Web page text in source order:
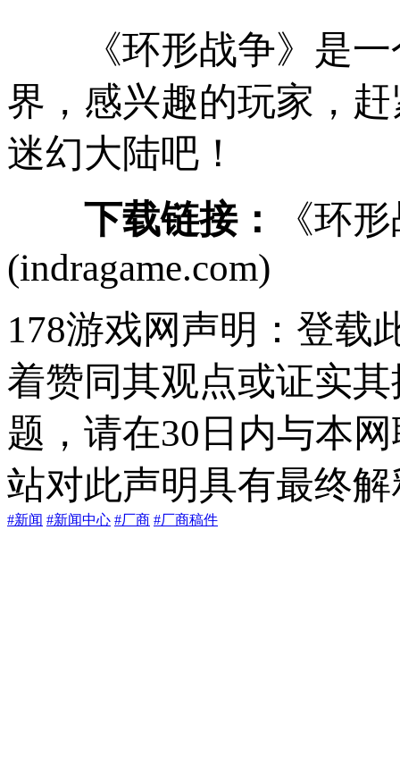
《环形战争》是一
界，感兴趣的玩家，
迷幻大陆吧！
下载链接：
《环
(indragame.com)
178游戏网声明：登载
着赞同其观点或证实
题，请在30日内与本
站对此声明具有最终
#新闻 #新闻中心 #厂商 #厂商稿件